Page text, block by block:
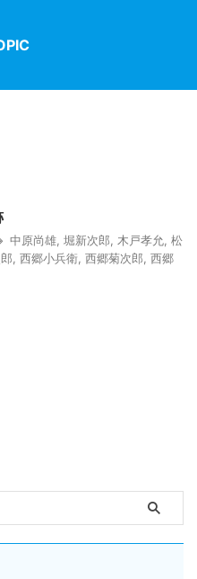
中原尚雄 堀新次郎 木戸孝允 松
西郷小兵衛 西郷菊次郎 西郷